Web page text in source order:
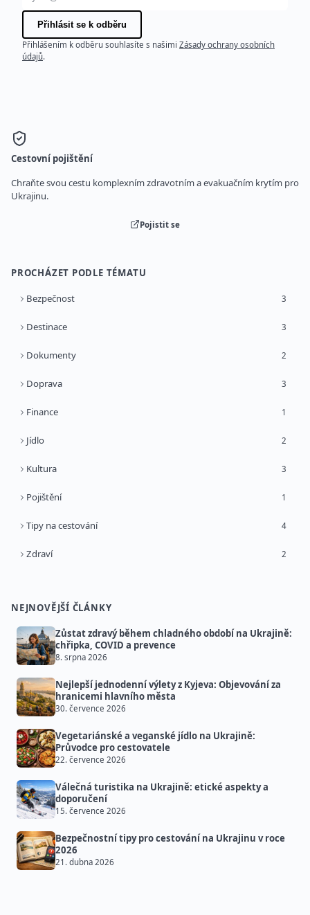
Přihlásit se k odběru
Přihlášením k odběru souhlasíte s našimi Zásady ochrany osobních
údajů.
Cestovní pojištění
Chraňte svou cestu komplexním zdravotním a evakuačním krytím pro
Ukrajinu.
Pojistit se
PROCHÁZET PODLE TÉMATU
Bezpečnost 3
Destinace 3
Dokumenty 2
Doprava 3
Finance 1
Jídlo 2
Kultura 3
Pojištění 1
Tipy na cestování 4
Zdraví 2
NEJNOVĚJŠÍ ČLÁNKY
Zůstat zdravý během chladného období na Ukrajině:
chřipka, COVID a prevence
8. srpna 2026
Nejlepší jednodenní výlety z Kyjeva: Objevování za
hranicemi hlavního města
30. července 2026
Vegetariánské a veganské jídlo na Ukrajině:
Průvodce pro cestovatele
22. července 2026
Válečná turistika na Ukrajině: etické aspekty a
doporučení
15. července 2026
Bezpečnostní tipy pro cestování na Ukrajinu v roce
2026
21. dubna 2026